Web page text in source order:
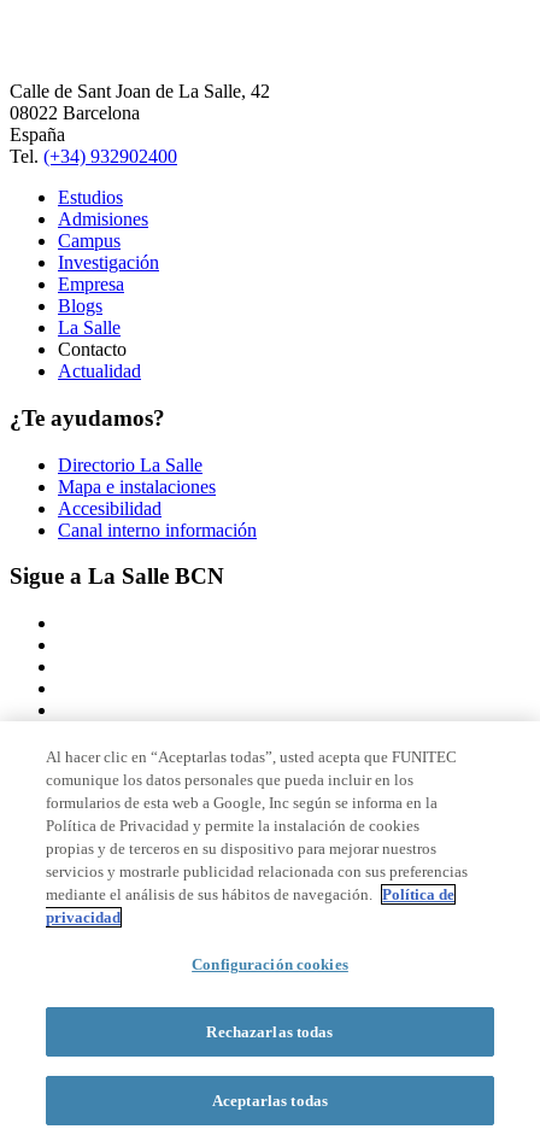
Calle de Sant Joan de La Salle, 42
08022 Barcelona
España
Tel. (+34) 932902400
Estudios
Admisiones
Campus
Investigación
Empresa
Blogs
La Salle
Contacto
Actualidad
¿Te ayudamos?
Directorio La Salle
Mapa e instalaciones
Accesibilidad
Canal interno información
Sigue a La Salle BCN
Miembro de
Acreditaciones
© 2026 La Salle Campus Barcelona - URL |
Formulario de búsqueda
Al hacer clic en “Aceptarlas todas”, usted acepta que FUNITEC
comunique los datos personales que pueda incluir en los
formularios de esta web a Google, Inc según se informa en la
Política de Privacidad y permite la instalación de cookies
propias y de terceros en su dispositivo para mejorar nuestros
servicios y mostrarle publicidad relacionada con sus preferencias
mediante el análisis de sus hábitos de navegación. Política de
privacidad
Configuración cookies
Rechazarlas todas
Aceptarlas todas